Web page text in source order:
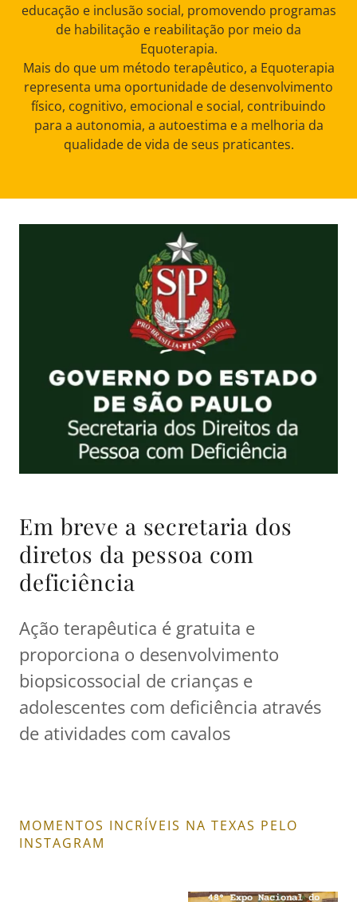
educação e inclusão social, promovendo programas
de habilitação e reabilitação por meio da
Equoterapia.
Mais do que um método terapêutico, a Equoterapia
representa uma oportunidade de desenvolvimento
físico, cognitivo, emocional e social, contribuindo
para a autonomia, a autoestima e a melhoria da
qualidade de vida de seus praticantes.
Em breve a secretaria dos
diretos da pessoa com
deficiência
Ação terapêutica é gratuita e
proporciona o desenvolvimento
biopsicossocial de crianças e
adolescentes com deficiência através
de atividades com cavalos
MOMENTOS INCRÍVEIS NA TEXAS PELO
INSTAGRAM